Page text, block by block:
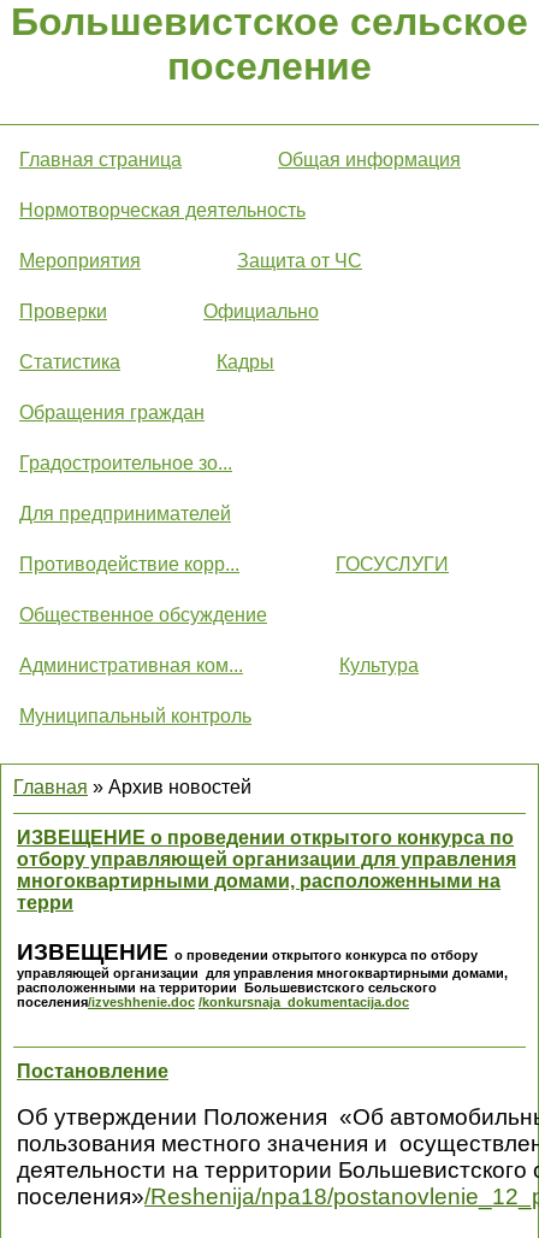
Большевистское сельское
поселение
Главная страница Общая информация
Нормотворческая деятельность
Мероприятия Защита от ЧС
Проверки Официально
Статистика Кадры
Обращения граждан
Градостроительное зо...
Для предпринимателей
Противодействие корр... ГОСУСЛУГИ
Общественное обсуждение
Административная ком... Культура
Муниципальный контроль
Главная » Архив новостей
ИЗВЕЩЕНИЕ о проведении открытого конкурса по
отбору управляющей организации для управления
многоквартирными домами, расположенными на
терри
ИЗВЕЩЕНИЕ о проведении открытого конкурса по отбору
управляющей организации для управления многоквартирными домами,
расположенными на территории Большевистского сельского
поселения/izveshhenie.doc /konkursnaja_dokumentacija.doc
Постановление
Об утверждении Положения «Об
пользования местного значения и
деятельности на территории Большевистского
поселения»/Reshenija/npa18/